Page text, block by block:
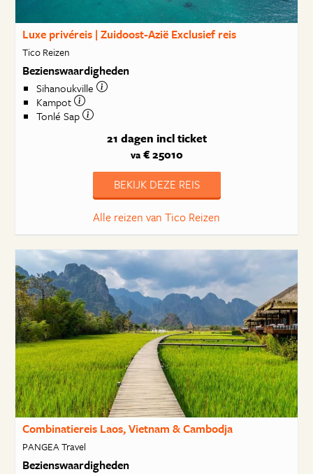
Luxe privéreis | Zuidoost-Azië Exclusief reis
Tico Reizen
Bezienswaardigheden
Sihanoukville
Kampot
Tonlé Sap
21 dagen incl ticket
va€ 25010
BEKIJK DEZE REIS
Alle reizen van Tico Reizen
Combinatiereis Laos, Vietnam & Cambodja
PANGEA Travel
Bezienswaardigheden